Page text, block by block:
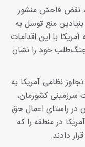
نقض فاحش منشور
۴ ماده ۲، و قاعده بنیادین منع توسل به
با این اقدامات
جنگ‌طلب خود را نشان
نظامی آمریکا به
کشورمان،
در راستای اعمال حق
در منطقه را که
دادند.